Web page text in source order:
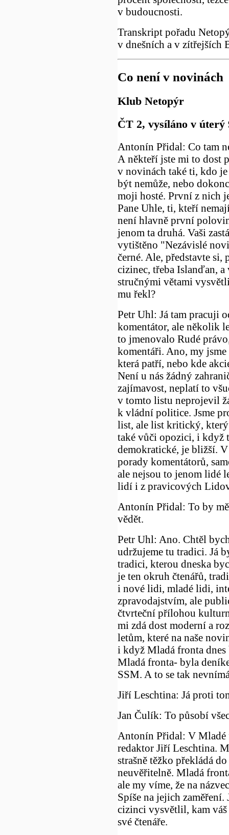
v budoucnosti.
Transkript pořadu
v dnešních a v zítřejších
Co není v novinách
Klub Netopýr
ČT 2, vysíláno v úterý
Antonín Přidal: Co tam
A někteří jste mi to dost
v novinách také ti, kdo
být nemůže, nebo
moji hosté. První z nich
Pane Uhle, ti, kteří
není hlavně první
jenom ta druhá. Vaši
vytištěno "Nezávislé
černé. Ale, představte si,
cizinec, třeba Islanďan,
stručnými větami
mu řekl?
Petr Uhl: Já tam pracuji
komentátor, ale několik
to jmenovalo Rudé
komentáři. Ano, my
která patří, nebo kde
Není u nás žádný
zajímavost, neplatí to
v tomto listu neprojevil
k vládní politice. Jsme
list, ale list kritický,
také vůči opozici, i když
demokratické, je bližší. V
porady komentátorů,
ale nejsou to jenom lidé
lidí i z pravicových
Antonín Přidal: To by
vědět.
Petr Uhl: Ano. Chtěl
udržujeme tu tradici. Já
tradici, kterou dneska
je ten okruh čtenářů,
i nové lidi, mladé lidi,
zpravodajstvím, ale
čtvrteční přílohou
mi zdá dost moderní a
letům, které na naše
i když Mladá fronta dnes
Mladá fronta- byla
SSM. A to se tak
Jiří Leschtina: Já proti
Jan Čulík: To působí
Antonín Přidal: V Mladé
redaktor Jiří Leschtina.
strašně těžko překládá
neuvěřitelně. Mladá
ale my víme, že na
Spíše na jejich
cizinci vysvětlil, kam váš
své čtenáře.